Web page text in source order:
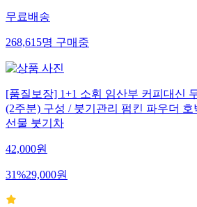
무료배송
268,615명구매중
[품질보장] 1+1 소휘 임산부 커피대신
(2주분) 구성 / 붓기관리 펌킨 파우더
선물 붓기차
42,000원
31%29,000원